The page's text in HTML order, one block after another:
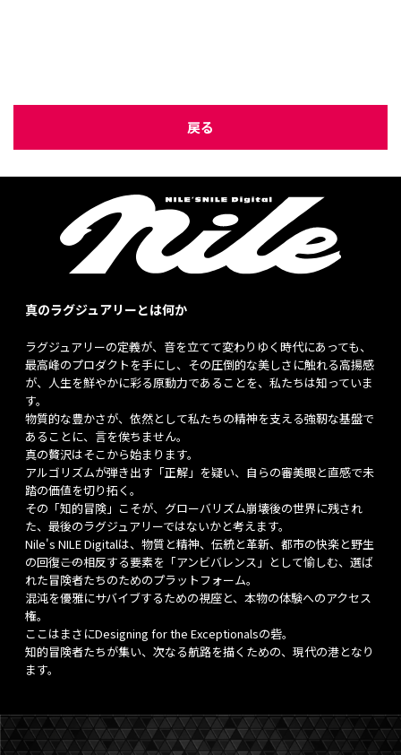
戻る
真のラグジュアリーとは何か
ラグジュアリーの定義が、音を立てて変わりゆく時代にあっても、
最高峰のプロダクトを手にし、その圧倒的な美しさに触れる高揚感
が、人生を鮮やかに彩る原動力であることを、私たちは知っていま
す。
物質的な豊かさが、依然として私たちの精神を支える強靭な基盤で
あることに、言を俟ちません。
真の贅沢はそこから始まります。
アルゴリズムが弾き出す「正解」を疑い、自らの審美眼と直感で未
踏の価値を切り拓く。
その「知的冒険」こそが、グローバリズム崩壊後の世界に残され
た、最後のラグジュアリーではないかと考えます。
Nile's NILE Digitalは、物質と精神、伝統と革新、都市の快楽と野生
の回復――この相反する要素を「アンビバレンス」として愉しむ、選ば
れた冒険者たちのためのプラットフォーム。
混沌を優雅にサバイブするための視座と、本物の体験へのアクセス
権。
ここはまさにDesigning for the Exceptionalsの砦。
知的冒険者たちが集い、次なる航路を描くための、現代の港となり
ます。